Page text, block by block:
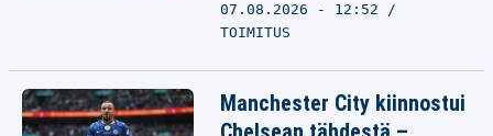
07.08.2026 - 12:52
TOIMITUS
Manchester City kiinnostui